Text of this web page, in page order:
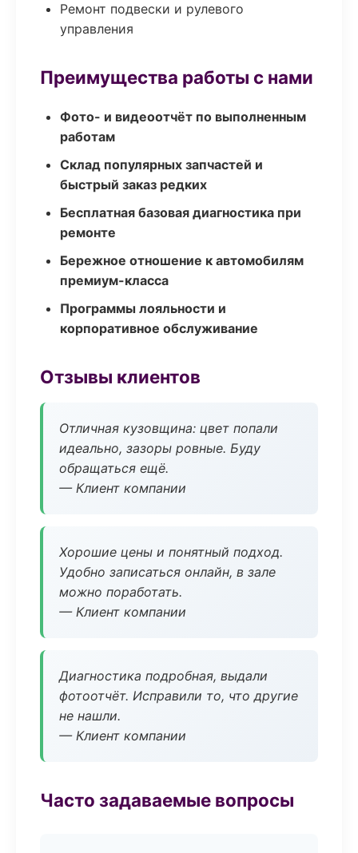
Ремонт подвески и рулевого
управления
Преимущества работы с нами
Фото- и видеоотчёт по выполненным
работам
Склад популярных запчастей и
быстрый заказ редких
Бесплатная базовая диагностика при
ремонте
Бережное отношение к автомобилям
премиум-класса
Программы лояльности и
корпоративное обслуживание
Отзывы клиентов
Отличная кузовщина: цвет попали
идеально, зазоры ровные. Буду
обращаться ещё.
— Клиент компании
Хорошие цены и понятный подход.
Удобно записаться онлайн, в зале
можно поработать.
— Клиент компании
Диагностика подробная, выдали
фотоотчёт. Исправили то, что другие
не нашли.
— Клиент компании
Часто задаваемые вопросы